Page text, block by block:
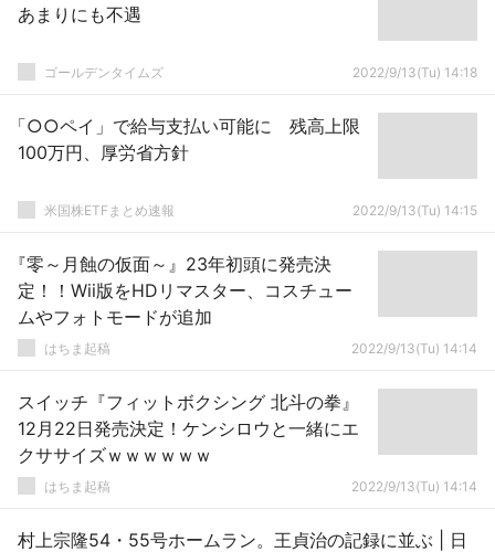
あまりにも不遇
ゴールデンタイムズ 2022/9/13(Tu) 14:18
「○○ペイ」で給与支払い可能に 残高上限
100万円、厚労省方針
米国株ETFまとめ速報 2022/9/13(Tu) 14:15
『零～月蝕の仮面～』23年初頭に発売決
定！！Wii版をHDリマスター、コスチュー
ムやフォトモードが追加
はちま起稿 2022/9/13(Tu) 14:14
スイッチ『フィットボクシング 北斗の拳』
12月22日発売決定！ケンシロウと一緒にエ
クササイズｗｗｗｗｗｗ
はちま起稿 2022/9/13(Tu) 14:14
村上宗隆54・55号ホームラン。王貞治の記録に並ぶ | 日